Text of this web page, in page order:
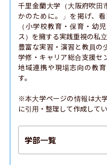
千里金蘭大学（大阪府吹田
かのために。」を掲げ、
（小学校教育・保育・幼
ス）を擁する実践重視の私立
豊富な実習・演習と教員の
学修・キャリア総合支援セ
地域連携や現場志向の教
す。
※本大学ページの情報は大
に引用・整理して作成してい
学部一覧